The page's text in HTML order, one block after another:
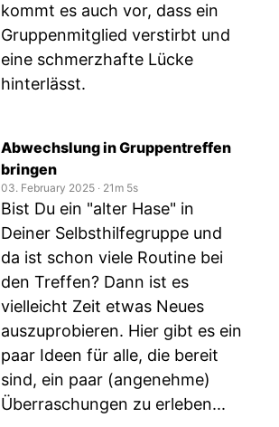
kommt es auch vor, dass ein
Gruppenmitglied verstirbt und
eine schmerzhafte Lücke
hinterlässt.
Abwechslung in Gruppentreffen
bringen
03. February 2025 ‧ 21m 5s
Bist Du ein "alter Hase" in
Deiner Selbsthilfegruppe und
da ist schon viele Routine bei
den Treffen? Dann ist es
vielleicht Zeit etwas Neues
auszuprobieren. Hier gibt es ein
paar Ideen für alle, die bereit
sind, ein paar (angenehme)
Überraschungen zu erleben...